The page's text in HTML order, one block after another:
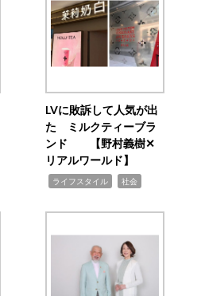
LVに敗訴して人気が出
た ミルクティーブラ
ンド 【野村義樹✕
リアルワールド】
ライフスタイル 社会